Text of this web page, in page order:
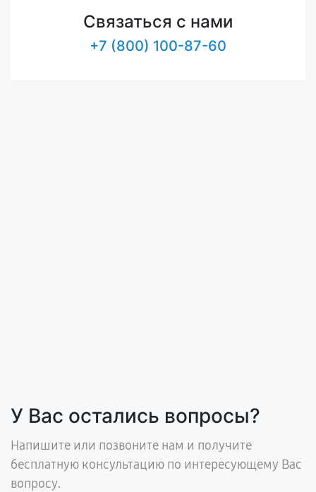
Связаться с нами
+7 (800) 100-87-60
У Вас остались вопросы?
Напишите или позвоните нам и получите
бесплатную консультацию по интересующему Вас
вопросу.